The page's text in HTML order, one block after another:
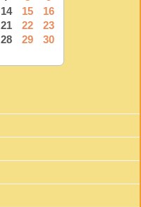
14 15
16
21 22
23
28 29
30